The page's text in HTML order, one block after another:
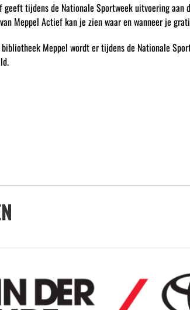
tijdens de Nationale Sportweek uitvoering
van Meppel Actief kan je zien waar en wanneer je
Meppel wordt er tijdens de Nationale